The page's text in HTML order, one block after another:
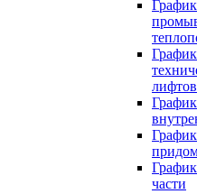
лифтов
части